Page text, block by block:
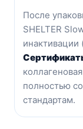
После
SHELTER
инактивации
полностью
стандартам.